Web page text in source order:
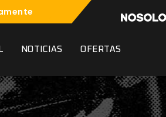
NOTICIAS OFERTAS